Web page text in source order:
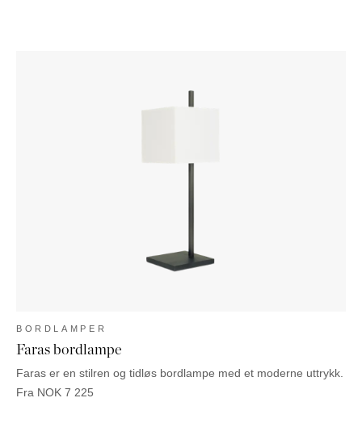
BORDLAMPER
Faras bordlampe
Faras er en stilren og tidløs bordlampe med et moderne uttrykk.
Fra NOK 7 225